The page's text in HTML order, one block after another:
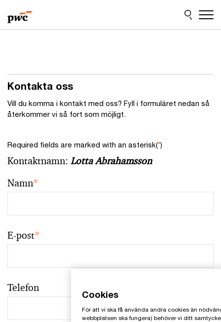
to
content
to
footer
Kontakta oss
Vill du komma i kontakt med oss? Fyll i formuläret nedan så
återkommer vi så fort som möjligt.
Required fields are marked with an asterisk(*)
Kontaktnamn: Lotta Abrahamsson
Namn*
E-post*
Telefon
Cookies
För att vi ska få använda andra cookies än
webbplatsen ska fungera) behöver vi ditt